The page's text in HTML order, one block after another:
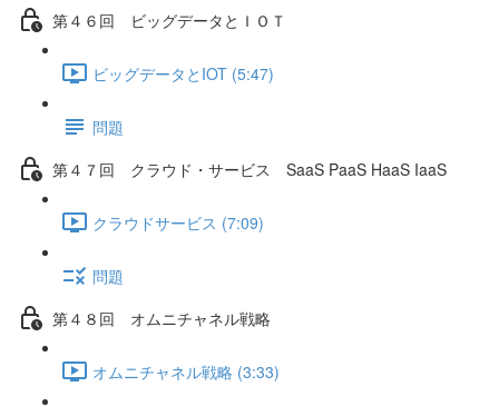
第４６回 ビッグデータとＩＯＴ
ビッグデータとIOT (5:47)
問題
第４７回 クラウド・サービス SaaS PaaS HaaS IaaS
クラウドサービス (7:09)
問題
第４８回 オムニチャネル戦略
オムニチャネル戦略 (3:33)